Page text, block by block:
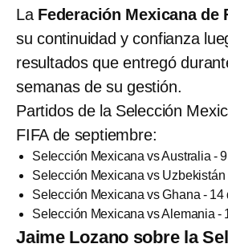
LaFederación Mexicana de
su continuidad y confianza
resultados que entregó
semanas de su gestión.
Partidos de la Selección
FIFA de septiembre:
Selección Mexicana vs Australia -
Selección Mexicana vs Uzbekistán
Selección Mexicana vs Ghana - 14
Selección Mexicana vs Alemania -
Jaime Lozano sobre la